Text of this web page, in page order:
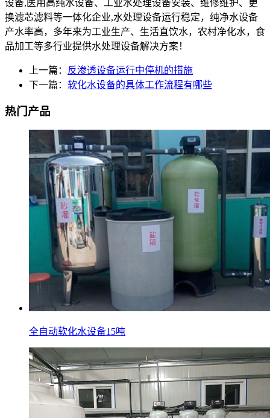
设备,医用高纯水设备、工业水处理设备安装、维修维护、更
换滤芯滤料等一体化企业,水处理设备运行稳定，纯净水设备
产水率高，多年来为工业生产、生活直饮水，农村净化水，食
品加工等多行业提供水处理设备解决方案！
上一篇：
反渗透设备运行中停机的措施
下一篇： 软化水设备的具体工作流程有哪些
热门产品
全自动软化水设备15吨